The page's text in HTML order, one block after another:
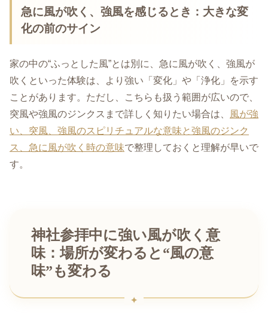
急に風が吹く、強風を感じるとき：大きな変
化の前のサイン
家の中の“ふっとした風”とは別に、急に風が吹く、強風が
吹くといった体験は、より強い「変化」や「浄化」を示す
ことがあります。ただし、こちらも扱う範囲が広いので、
突風や強風のジンクスまで詳しく知りたい場合は、
風が強
い、突風、強風のスピリチュアルな意味と強風のジンク
ス、急に風が吹く時の意味で整理しておくと理解が早いで
す。
神社参拝中に強い風が吹く意
味：場所が変わると“風の意
味”も変わる